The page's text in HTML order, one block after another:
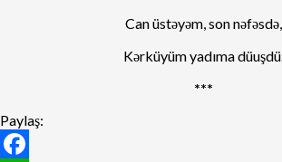
Can üstəyəm, son nəfəsdə,
Kərküyüm yadıma düuşdü.
***
Paylaş: